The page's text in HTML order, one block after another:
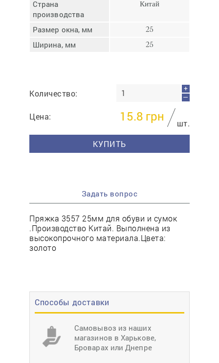
Способы доставки
Самовывоз из наших
магазинов в Харькове,
Броварах или Днепре
Страна
производства
Китай
Размер окна, мм 25
Ширина, мм 25
Количество:
+
—
Цена: 15.8 грн
шт.
КУПИТЬ
Задать вопрос
Пряжка 3557 25мм для обуви и сумок
.Производство Китай. Выполнена из
высокопрочного материала.Цвета:
золото